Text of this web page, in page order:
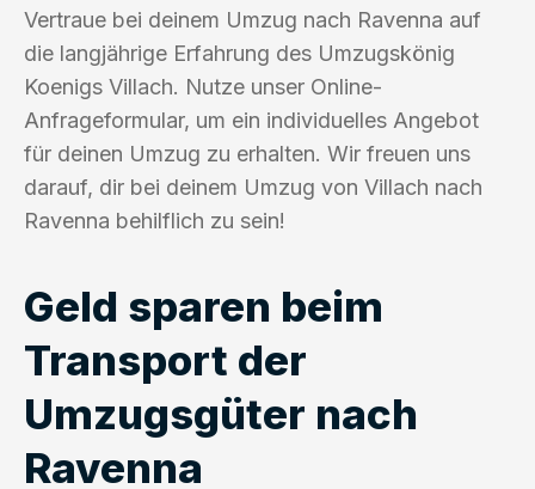
Vertraue bei deinem Umzug nach Ravenna auf
die langjährige Erfahrung des Umzugskönig
Koenigs Villach. Nutze unser Online-
Anfrageformular, um ein individuelles Angebot
für deinen Umzug zu erhalten. Wir freuen uns
darauf, dir bei deinem Umzug von Villach nach
Ravenna behilflich zu sein!
Geld sparen beim
Transport der
Umzugsgüter nach
Ravenna